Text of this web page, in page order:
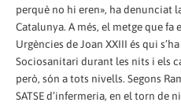
perquè no hi eren», ha denunciat
Catalunya. A més, el metge que fa
Urgències de Joan XXIII és qui
Sociosanitari durant les nits i els
però, són a tots nivells. Segons
SATSE d’infermeria, en el torn de